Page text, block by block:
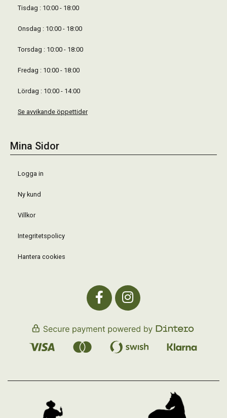
Tisdag : 10:00 - 18:00
Onsdag : 10:00 - 18:00
Torsdag : 10:00 - 18:00
Fredag : 10:00 - 18:00
Lördag : 10:00 - 14:00
Se avvikande öppettider
Mina Sidor
Logga in
Ny kund
Villkor
Integritetspolicy
Hantera cookies